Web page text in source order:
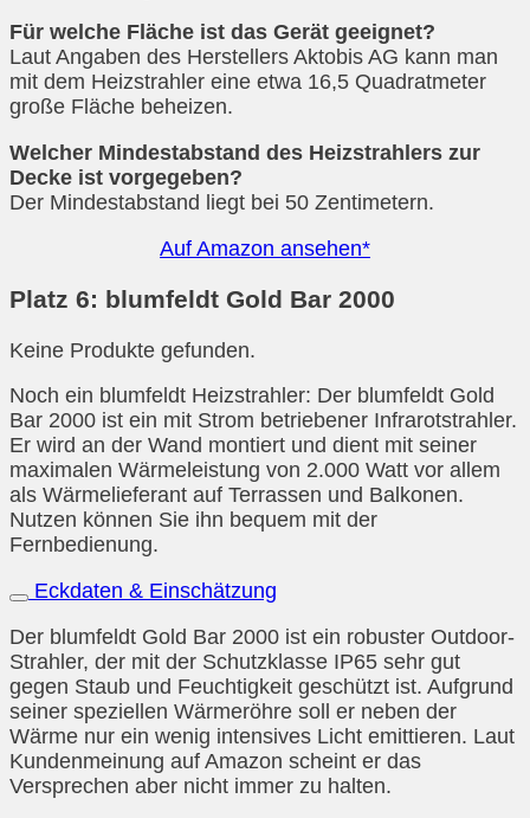
Für welche Fläche ist das Gerät geeignet?
Laut Angaben des Herstellers Aktobis AG kann man
mit dem Heizstrahler eine etwa 16,5 Quadratmeter
große Fläche beheizen.
Welcher Mindestabstand des Heizstrahlers zur
Decke ist vorgegeben?
Der Mindestabstand liegt bei 50 Zentimetern.
Auf Amazon ansehen*
Platz 6: blumfeldt Gold Bar 2000
Keine Produkte gefunden.
Noch ein blumfeldt Heizstrahler: Der blumfeldt Gold
Bar 2000 ist ein mit Strom betriebener Infrarotstrahler.
Er wird an der Wand montiert und dient mit seiner
maximalen Wärmeleistung von 2.000 Watt vor allem
als Wärmelieferant auf Terrassen und Balkonen.
Nutzen können Sie ihn bequem mit der
Fernbedienung.
Eckdaten & Einschätzung
Der blumfeldt Gold Bar 2000 ist ein robuster Outdoor-
Strahler, der mit der Schutzklasse IP65 sehr gut
gegen Staub und Feuchtigkeit geschützt ist. Aufgrund
seiner speziellen Wärmeröhre soll er neben der
Wärme nur ein wenig intensives Licht emittieren. Laut
Kundenmeinung auf Amazon scheint er das
Versprechen aber nicht immer zu halten.